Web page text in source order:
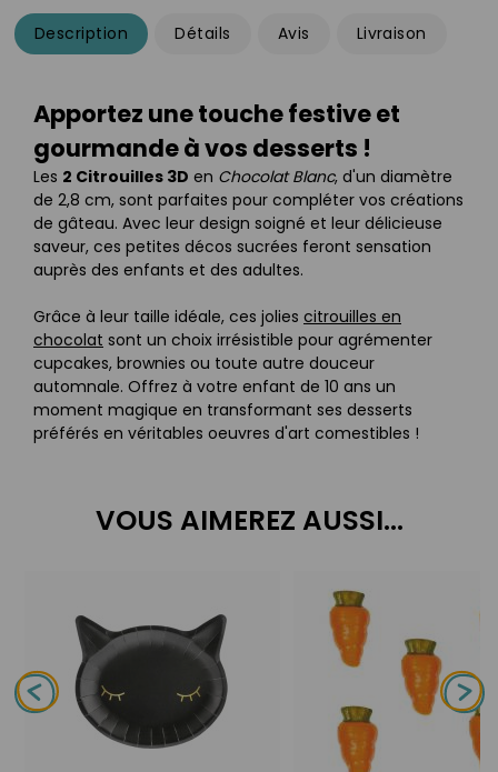
Description Détails Avis Livraison
Apportez une touche festive et
gourmande à vos desserts !
Les 2 Citrouilles 3D en Chocolat Blanc, d'un diamètre
de 2,8 cm, sont parfaites pour compléter vos créations
de gâteau. Avec leur design soigné et leur délicieuse
saveur, ces petites décos sucrées feront sensation
auprès des enfants et des adultes.
Grâce à leur taille idéale, ces jolies citrouilles en
chocolat sont un choix irrésistible pour agrémenter
cupcakes, brownies ou toute autre douceur
automnale. Offrez à votre enfant de 10 ans un
moment magique en transformant ses desserts
préférés en véritables oeuvres d'art comestibles !
VOUS AIMEREZ AUSSI...